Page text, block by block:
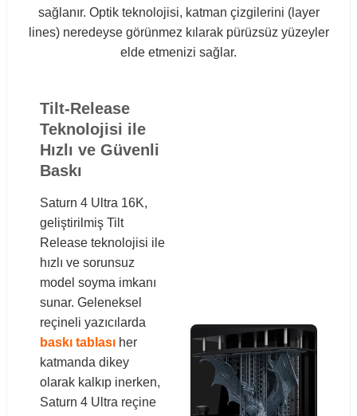
sağlanır. Optik teknolojisi, katman çizgilerini (layer
lines) neredeyse görünmez kılarak pürüzsüz yüzeyler
elde etmenizi sağlar.
Tilt-Release
Teknolojisi ile
Hızlı ve Güvenli
Baskı
Saturn 4 Ultra 16K,
geliştirilmiş Tilt
Release teknolojisi ile
hızlı ve sorunsuz
model soyma imkanı
sunar. Geleneksel
reçineli yazıcılarda
baskı tablası her
katmanda dikey
olarak kalkıp inerken,
Saturn 4 Ultra reçine